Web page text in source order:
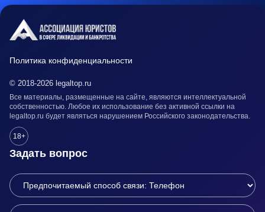
Политика конфиденциальности
© 2018-2026 legaltop.ru
Все материалы, размещенные на сайте, являются интеллектуальной
собственностью. Любое их использование без активной ссылки на
legaltop.ru будет являться нарушением Российского законодательства.
18+
Задать вопрос